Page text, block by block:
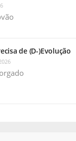
de (D-)Evolução